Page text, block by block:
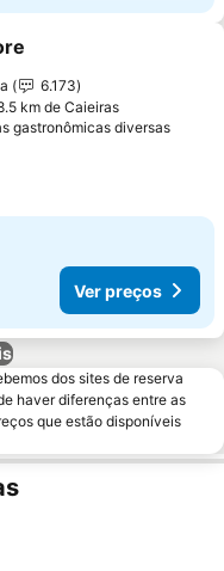
aos favoritos
6.173
km de Caieiras
gastronômicas diversas
Ver preços
dos sites de reserva
haver diferenças entre as
que estão disponíveis